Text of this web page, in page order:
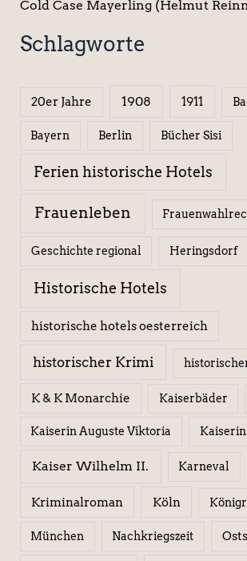
Cold Case Mayerling (Helmut
Schlagworte
20er Jahre 1908 1911
Bayern Berlin Bücher Sisi
Ferien historische Hotels
Frauenleben
Geschichte regional Heringsdorf
Historische Hotels
historische hotels oesterreich
historischer Krimi
K & K Monarchie Kaiserbäder
Kaiserin Auguste Viktoria
Kaiser Wilhelm II. Karneval
Kriminalroman Köln
München Nachkriegszeit